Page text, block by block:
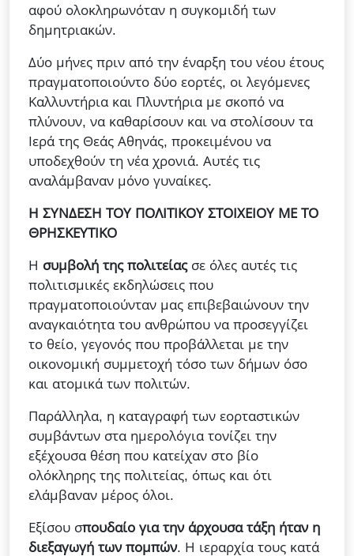
αφού ολοκληρωνόταν η συγκομιδή των
δημητριακών.
Δύο μήνες πριν από την έναρξη του νέου έτους
πραγματοποιούντο δύο εορτές, οι λεγόμενες
Καλλυντήρια και Πλυντήρια με σκοπό να
πλύνουν, να καθαρίσουν και να στολίσουν τα
Ιερά της Θεάς Αθηνάς, προκειμένου να
υποδεχθούν τη νέα χρονιά. Αυτές τις
αναλάμβαναν μόνο γυναίκες.
Η ΣΥΝΔΕΣΗ ΤΟΥ ΠΟΛΙΤΙΚΟΥ ΣΤΟΙΧΕΙΟΥ ΜΕ ΤΟ
ΘΡΗΣΚΕΥΤΙΚΟ
Η συμβολή της πολιτείαςσε όλες αυτές τις
πολιτισμικές εκδηλώσεις που
πραγματοποιούνταν μας επιβεβαιώνουν την
αναγκαιότητα του ανθρώπου να προσεγγίζει
το θείο, γεγονός που προβάλλεται με την
οικονομική συμμετοχή τόσο των δήμων όσο
και ατομικά των πολιτών.
Παράλληλα, η καταγραφή των εορταστικών
συμβάντων στα ημερολόγια τονίζει την
εξέχουσα θέση που κατείχαν στο βίο
ολόκληρης της πολιτείας, όπως και ότι
ελάμβαναν μέρος όλοι.
Εξίσου σπουδαίο για την άρχουσα τάξη ήταν η
διεξαγωγή των πομπών. Η ιεραρχία τους κατά